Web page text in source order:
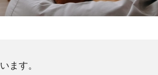
ます。